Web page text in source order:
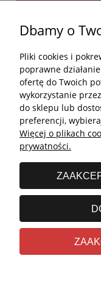
undefined ©
Realizacja
Dbamy o
Pliki cookies i
poprawne
ofertę do Twoich
wykorzystanie
do sklepu lub
preferencji,
Więcej o plikach
prywatności.